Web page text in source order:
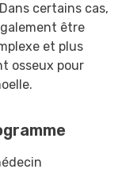
certains cas,
être
et plus
osseux pour